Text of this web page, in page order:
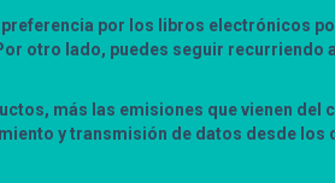
preferencia por los libros electrónicos
otro lado, puedes seguir
más las emisiones que vienen del
y transmisión de datos desde